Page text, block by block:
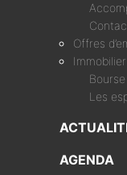
Offres
Les
AGENDA